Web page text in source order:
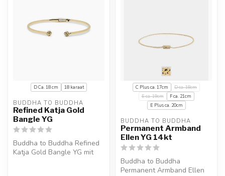
D Ca. 18 cm 18 karaat
BUDDHA TO BUDDHA
Refined Katja Gold
Bangle YG
Buddha to Buddha Refined
Katja Gold Bangle YG mit
C Plus ca. 17cm
D ca. 18cm
E ca. 19cm
F ca. 21cm
E Plus ca. 20cm
BUDDHA TO BUDDHA
Permanent Armband
Ellen YG 14kt
Buddha to Buddha
Permanent Armband Ellen